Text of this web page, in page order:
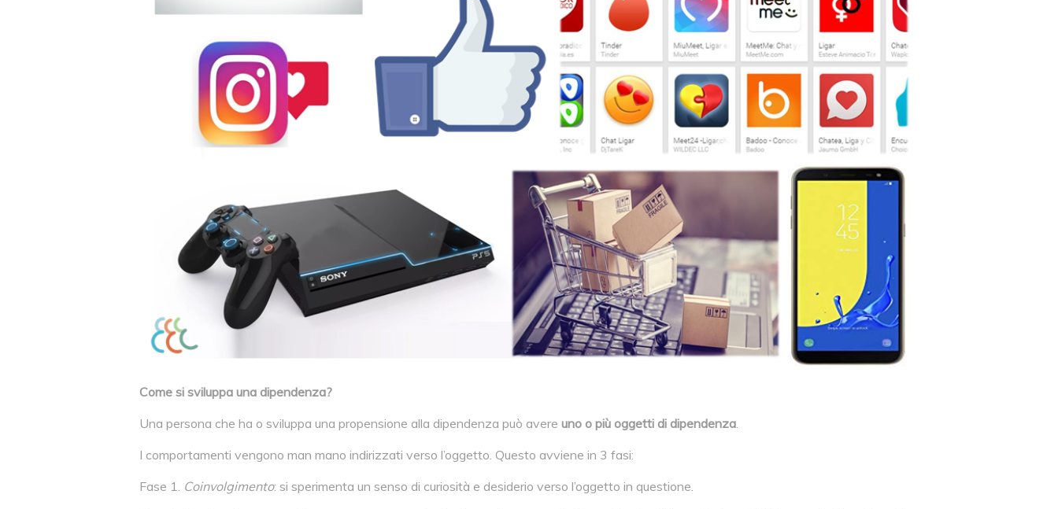
Come si sviluppa una dipendenza?
Una persona che ha o sviluppa una propensione alla dipendenza può avere uno o più oggetti di dipendenza.
I comportamenti vengono man mano indirizzati verso l’oggetto. Questo avviene in 3 fasi:
Fase 1. Coinvolgimento: si sperimenta un senso di curiosità e desiderio verso l’oggetto in questione.